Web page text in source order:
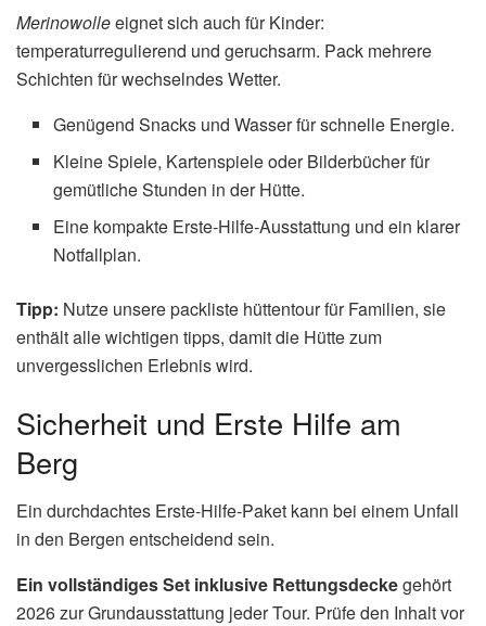
Merinowolleeignet sich auch für Kinder:
temperaturregulierend und geruchsarm. Pack mehrere
Schichten für wechselndes Wetter.
Genügend Snacks und Wasser für schnelle Energie.
Kleine Spiele, Kartenspiele oder Bilderbücher für
gemütliche Stunden in der Hütte.
Eine kompakte Erste‑Hilfe‑Ausstattung und ein klarer
Notfallplan.
Tipp: Nutze unsere packliste hüttentour für Familien, sie
enthält alle wichtigen tipps, damit die Hütte zum
unvergesslichen Erlebnis wird.
Sicherheit und Erste Hilfe am
Berg
Ein durchdachtes Erste‑Hilfe‑Paket kann bei einem Unfall
in den Bergen entscheidend sein.
Ein vollständiges Set inklusive Rettungsdeckegehört
2026 zur Grundausstattung jeder Tour. Prüfe den Inhalt vor